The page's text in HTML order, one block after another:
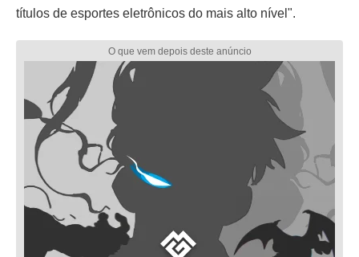
títulos de esportes eletrônicos do mais alto nível".